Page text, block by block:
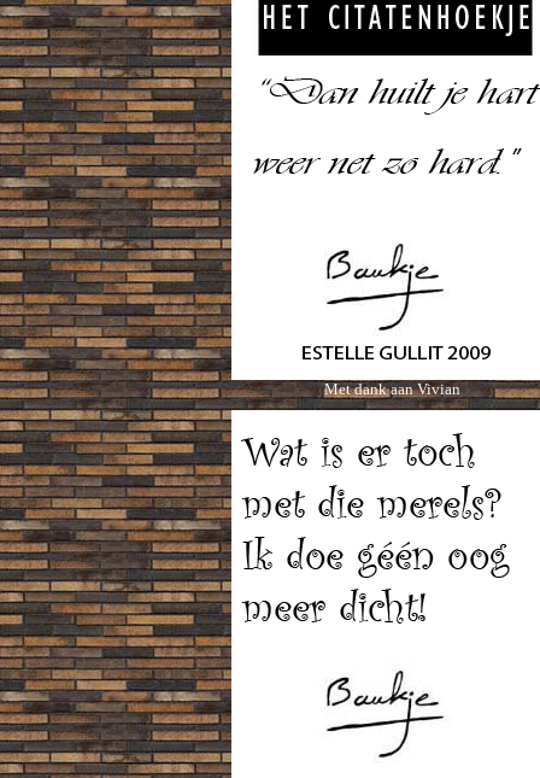
Met dank aan Vivian